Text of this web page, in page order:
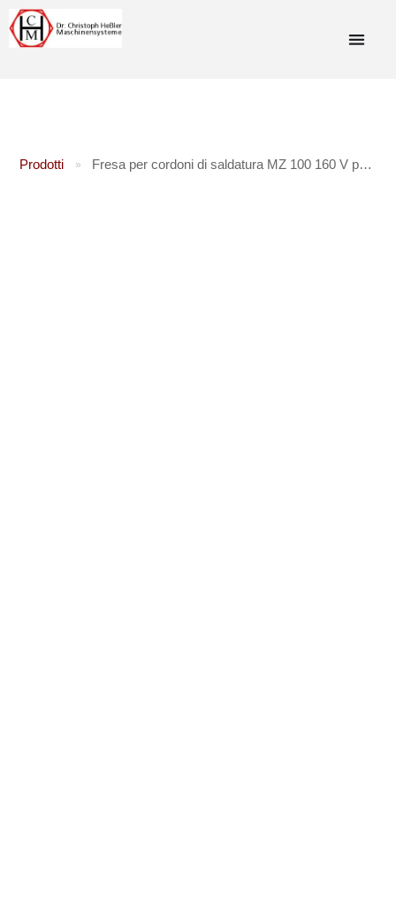
Prodotti » Fresa per cordoni di saldatura MZ 100 160 V per bordi e angoli